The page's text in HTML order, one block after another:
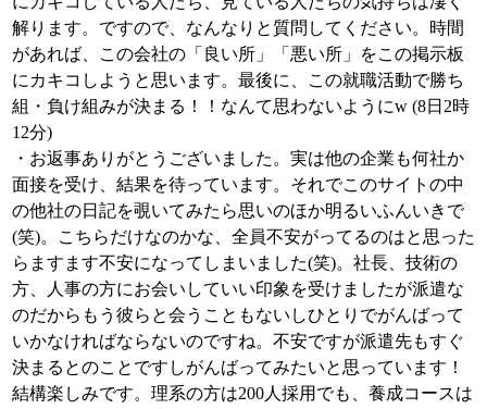
解ります。ですので、なんなりと質問してください。時間
があれば、この会社の「良い所」「悪い所」をこの掲示板
にカキコしようと思います。最後に、この就職活動で勝ち
組・負け組みが決まる！！なんて思わないようにw (8日2時
12分)
・お返事ありがとうございました。実は他の企業も何社か
面接を受け、結果を待っています。それでこのサイトの中
の他社の日記を覗いてみたら思いのほか明るいふんいきで
(笑)。こちらだけなのかな、全員不安がってるのはと思った
らますます不安になってしまいました(笑)。社長、技術の
方、人事の方にお会いしていい印象を受けましたが派遣な
のだからもう彼らと会うこともないしひとりでがんばって
いかなければならないのですね。不安ですが派遣先もすぐ
決まるとのことですしがんばってみたいと思っています！
結構楽しみです。理系の方は200人採用でも、養成コースは